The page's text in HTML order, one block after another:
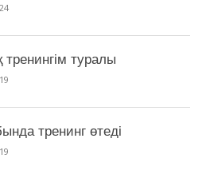
туралы
тренинг өтеді